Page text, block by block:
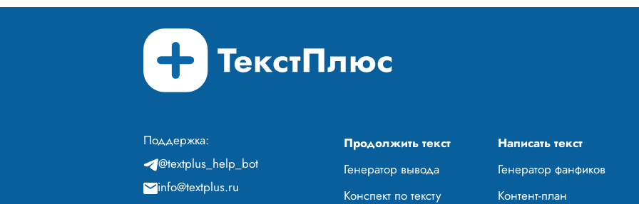
Поддержка:
@textplus_help_bot
info@textplus.ru
Продолжить текст Написать текст
Генератор вывода
Генератор фанфиков
Конспект по тексту
Контент-план